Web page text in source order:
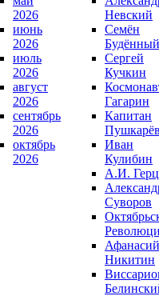
2026
июнь
2026
июль
2026
август
2026
сентябрь
2026
октябрь
2026
Невский
Семён
Будённый
Сергей
Кучкин
Гагарин
Капитан
Иван
Кулибин
А.И.
Суворов
Афанасий
Никитин